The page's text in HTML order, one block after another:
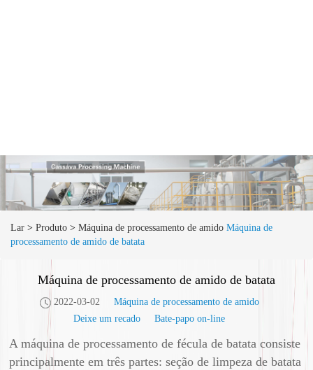
Lar > Produto > Máquina de processamento de amido Máquina de
processamento de amido de batata
Máquina de processamento de amido de batata
2022-03-02
Máquina de processamento de amido
Deixe um recado
Bate-papo on-line
A máquina de processamento de fécula de batata consiste
principalmente em três partes: seção de limpeza de batata